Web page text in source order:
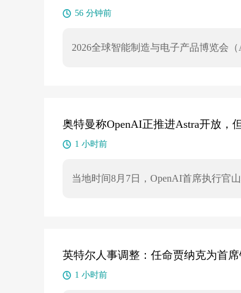
56 分钟前
2026全球智能制造与电子产品博览会
奥特曼称OpenAI正推进Astra开放，
1 小时前
当地时间8月7日，OpenAI首席执行官
英特尔人事调整：任命贾纳克为首
1 小时前